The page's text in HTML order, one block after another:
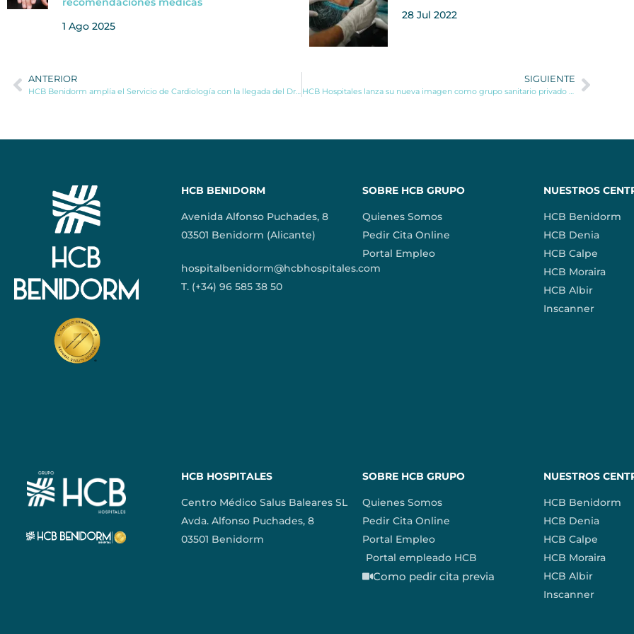
1 Ago 2025
28 Jul 2022
ANTERIOR
HCB Benidorm amplía el Servicio de Cardiología con la llegada del Dr. Sam de la Fuente
SIGUIENTE
HCB Hospitales lanza su nueva imagen como grupo sanitario privado familiar
HCB BENIDORM
Avenida Alfonso Puchades, 8
03501 Benidorm (Alicante)
hospitalbenidorm@hcbhospitales.com
T. (+34) 96 585 38 50
SOBRE HCB GRUPO
Quienes Somos
Pedir Cita Online
Portal Empleo
NUESTROS
HCB Benidorm
HCB Denia
HCB Calpe
HCB Moraira
HCB Albir
Inscanner
HCB HOSPITALES
Centro Médico Salus Baleares SL
Avda. Alfonso Puchades, 8
03501 Benidorm
SOBRE HCB GRUPO
Quienes Somos
Pedir Cita Online
Portal Empleo
Portal empleado HCB
Como pedir cita previa
NUESTROS
HCB Benidorm
HCB Denia
HCB Calpe
HCB Moraira
HCB Albir
Inscanner